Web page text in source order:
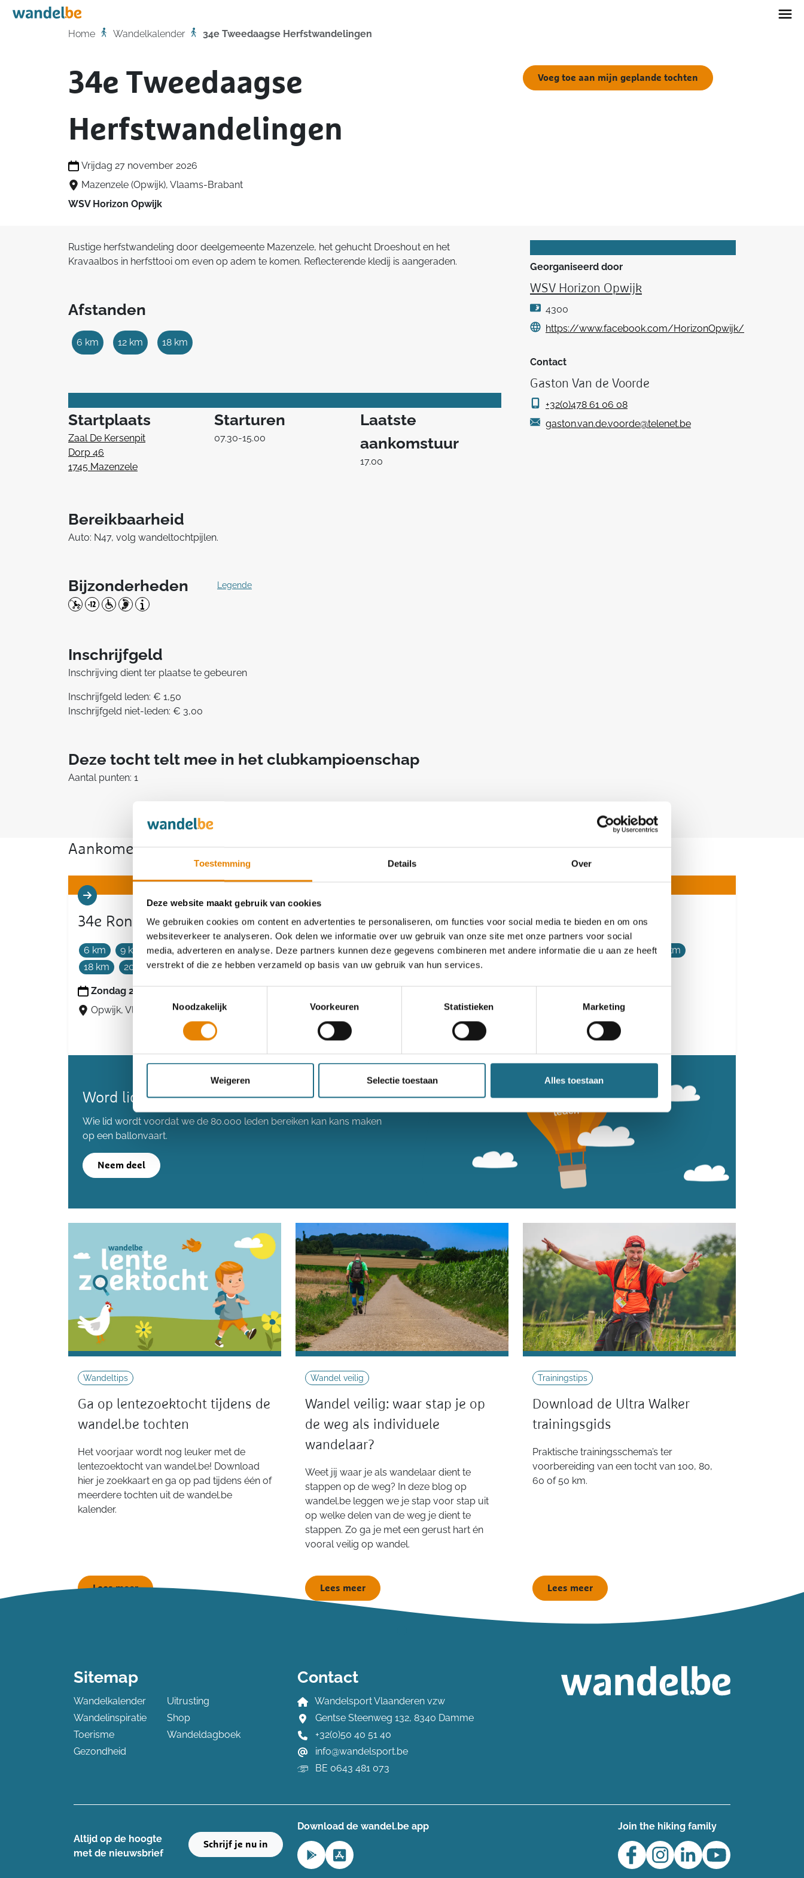
Toestemming Details Over
Deze website maakt gebruik van cookies
We gebruiken cookies om content en advertenties te personaliseren, om functies voor social media te bieden en om ons
websiteverkeer te analyseren. Ook delen we informatie over uw gebruik van onze site met onze partners voor social
media, adverteren en analyse. Deze partners kunnen deze gegevens combineren met andere informatie die u aan ze heeft
verstrekt of die ze hebben verzameld op basis van uw gebruik van hun services.
Toestemmingsselectie
Noodzakelijk
Voorkeuren Statistieken Marketing
Weigeren Selectie toestaan Alles toestaan
Home
Home Wandelkalender 34e Tweedaagse Herfstwandelingen
34e Tweedaagse
Herfstwandelingen
Vrijdag 27 november 2026
Mazenzele (Opwijk), Vlaams-Brabant
WSV Horizon Opwijk
Voeg toe aan mijn geplande tochten
Rustige herfstwandeling door deelgemeente Mazenzele, het gehucht Droeshout en het
Kravaalbos in herfsttooi om even op adem te komen. Reflecterende kledij is aangeraden.
Afstanden
6 km 12 km 18 km
Startplaats
Zaal De Kersenpit
Dorp 46
1745 Mazenzele
Starturen
07.30-15.00
Laatste
aankomstuur
17.00
Bereikbaarheid
Auto: N47, volg wandeltochtpijlen.
Bijzonderheden Legende
Inschrijfgeld
Inschrijving dient ter plaatse te gebeuren
Inschrijfgeld leden: € 1,50
Inschrijfgeld niet-leden: € 3,00
Deze tocht telt mee in het clubkampioenschap
Aantal punten: 1
Georganiseerd door
WSV Horizon Opwijk
4300
https://www.facebook.com/HorizonOpwijk/
Contact
Gaston Van de Voorde
+32(0)478 61 06 08
gaston.van.de.voorde@telenet.be
Aankomende wandeltochten van deze club
34e Rondom Opwijk
6 km 9 km 12 km 14 km
16 km
18 km
20 km 24 km
Zondag 23 augustus 2026
Opwijk, Vlaams-Brabant
34e Tweedaagse
Herfstwandelingen
5 km
Mazenzele (Opwijk), Vlaams-Brabant
34e Kersttocht
5 km 10 km 16 km 21 km
Word lid en maak kans op een ballonvaart
Wie lid wordt voordat we de 80.000 leden bereiken kan kans maken
op een ballonvaart.
Neem deel
Wandeltips
Ga op lentezoektocht tijdens de
wandel.be tochten
Het voorjaar wordt nog leuker met de
lentezoektocht van wandel.be! Download
hier je zoekkaart en ga op pad tijdens één of
meerdere tochten uit de wandel.be
kalender.
Lees meer
Wandel veilig
Wandel veilig: waar stap je op
de weg als individuele
wandelaar?
Weet jij waar je als wandelaar dient te
stappen op de weg? In deze blog op
wandel.be leggen we je stap voor stap uit
op welke delen van de weg je dient te
stappen. Zo ga je met een gerust hart én
vooral veilig op wandel.
Lees meer
Trainingstips
Download de Ultra Walker
trainingsgids
Praktische trainingsschema’s ter
voorbereiding van een tocht van 100, 80,
60 of 50 km.
Lees meer
Sitemap
Wandelkalender
Wandelinspiratie
Toerisme
Gezondheid
Uitrusting
Shop
Wandeldagboek
Contact
Wandelsport Vlaanderen vzw
Gentse Steenweg 132, 8340 Damme
+32(0)50 40 51 40
info@wandelsport.be
BE 0643 481 073
Altijd op de hoogte ​
met de nieuwsbrief
Schrijf je nu in
Download de wandel.be app Join the hiking family